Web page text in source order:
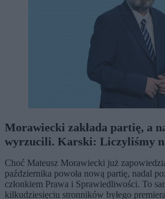
Morawiecki zakłada partię, a
wyrzucili. Karski: Liczyliśmy
Choć Mateusz Morawiecki już
października powoła nową partię, nadal
członkiem Prawa i Sprawiedliwości. To
kilkudziesięciu stronników byłego